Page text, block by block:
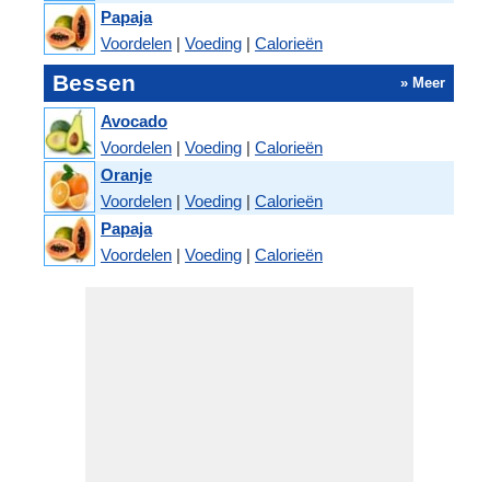
Papaja
Voordelen | Voeding | Calorieën
Bessen » Meer
Avocado
Voordelen | Voeding | Calorieën
Oranje
Voordelen | Voeding | Calorieën
Papaja
Voordelen | Voeding | Calorieën